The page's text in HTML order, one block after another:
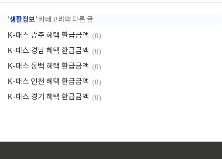
'생활정보' 카테고리의 다른 글
K-패스 광주 혜택 환급금액 (0)
K-패스 경남 혜택 환급금액 (0)
K-패스 동백 혜택 환급금액 (0)
K-패스 인천 혜택 환급금액 (0)
K-패스 경기 혜택 환급금액 (0)